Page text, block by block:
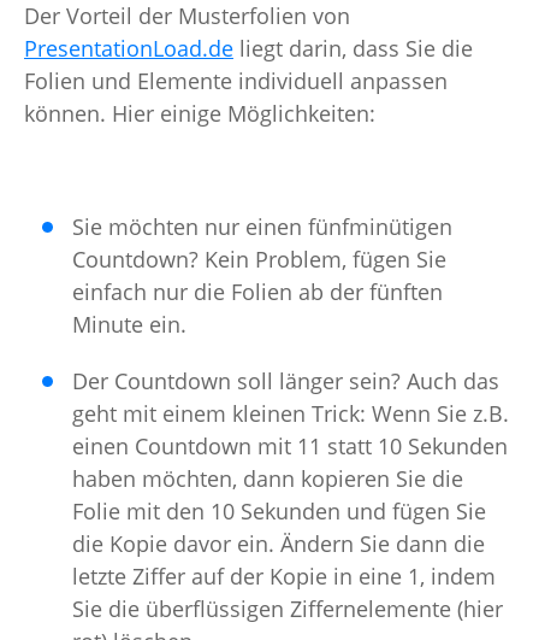
Der Vorteil der Musterfolien von
PresentationLoad.de liegt darin, dass Sie die
Folien und Elemente individuell anpassen
können. Hier einige Möglichkeiten:
Sie möchten nur einen fünfminütigen
Countdown? Kein Problem, fügen Sie
einfach nur die Folien ab der fünften
Minute ein.
Der Countdown soll länger sein? Auch das
geht mit einem kleinen Trick: Wenn Sie z.B.
einen Countdown mit 11 statt 10 Sekunden
haben möchten, dann kopieren Sie die
Folie mit den 10 Sekunden und fügen Sie
die Kopie davor ein. Ändern Sie dann die
letzte Ziffer auf der Kopie in eine 1, indem
Sie die überflüssigen Ziffernelemente (hier